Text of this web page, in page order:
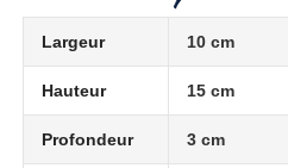
Largeur 10 cm
Hauteur 15 cm
Profondeur 3 cm